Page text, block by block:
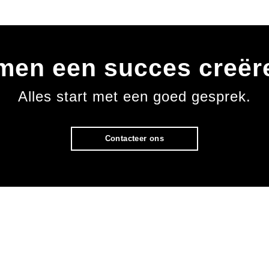
een succes
Alles start met een goed gesprek.
Contacteer ons